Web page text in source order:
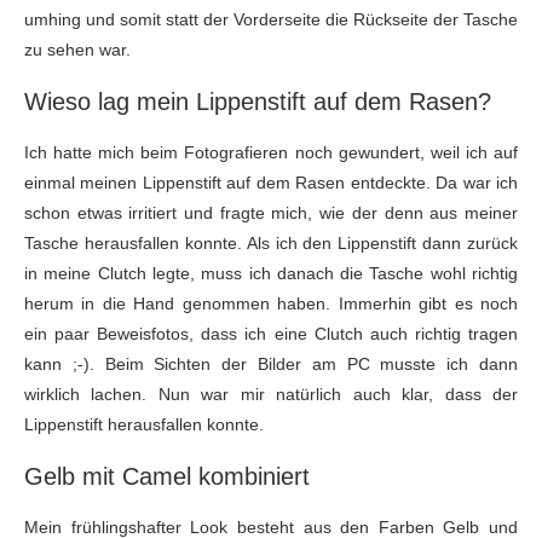
umhing und somit statt der Vorderseite die Rückseite der Tasche
zu sehen war.
Wieso lag mein Lippenstift auf dem Rasen?
Ich hatte mich beim Fotografieren noch gewundert, weil ich auf
einmal meinen Lippenstift auf dem Rasen entdeckte. Da war ich
schon etwas irritiert und fragte mich, wie der denn aus meiner
Tasche herausfallen konnte. Als ich den Lippenstift dann zurück
in meine Clutch legte, muss ich danach die Tasche wohl richtig
herum in die Hand genommen haben. Immerhin gibt es noch
ein paar Beweisfotos, dass ich eine Clutch auch richtig tragen
kann ;-). Beim Sichten der Bilder am PC musste ich dann
wirklich lachen. Nun war mir natürlich auch klar, dass der
Lippenstift herausfallen konnte.
Gelb mit Camel kombiniert
Mein frühlingshafter Look besteht aus den Farben Gelb und